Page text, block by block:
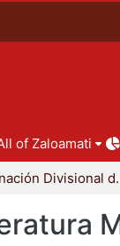
of Zaloamati